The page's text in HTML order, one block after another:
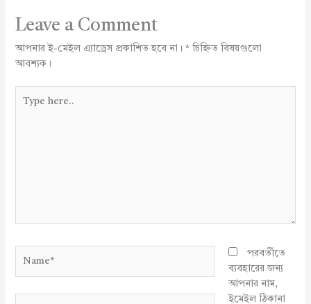
Leave a Comment
আপনার ই-মেইল এ্যাড্রেস প্রকাশিত হবে না। *চিহ্নিত বিষয়গুলো
আবশ্যক।
here..
পরবর্তীতে
ব্যবহারের জন্য
আপনার নাম,
ইমেইল ঠিকানা